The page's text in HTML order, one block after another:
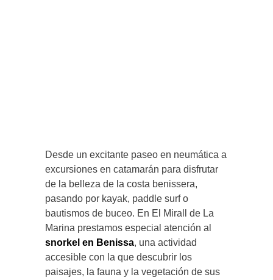
Desde un excitante paseo en neumática a
excursiones en catamarán para disfrutar
de la belleza de la costa benissera,
pasando por kayak, paddle surf o
bautismos de buceo. En El Mirall de La
Marina prestamos especial atención al
snorkel en Benissa, una actividad
accesible con la que descubrir los
paisajes, la fauna y la vegetación de sus